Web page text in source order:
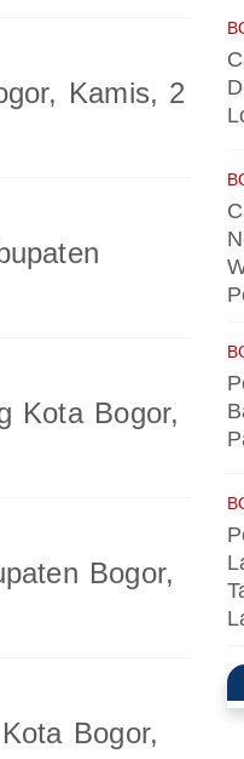
Kamis, 2
Kota Bogor,
Bogor,
Bogor,